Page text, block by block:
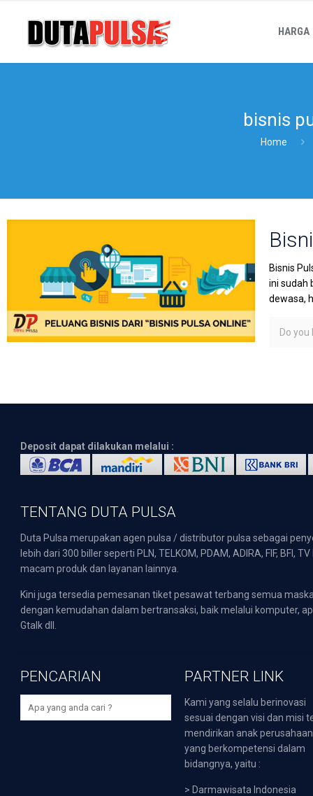
HARGA
bisnis
Home
Bisnis
ini sudah
dewasa,
Do you
Deposit dapat dilakukan melalui :
TENTANG DUTA PULSA
Duta Pulsa merupakan agen pulsa / distributor pulsa sebagai
lebih dari 300 biller seperti PLN, TELKOM, PDAM, ADIRA, FIF,
macam produk dan layanan lainnya.
Kini juga tersedia pemesanan tiket pesawat terbang semua
dengan kemudahan dalam bertransaksi, baik melalui komputer,
Gtalk dll.
PENCARIAN PARTNER LINK
Kami yang selalu berinovasi
sesuai dengan visi dan misi
mendirikan anak perusahaan
yang berkompetensi dalam
bidangnya, yaitu :
> Darmawisata Indonesia